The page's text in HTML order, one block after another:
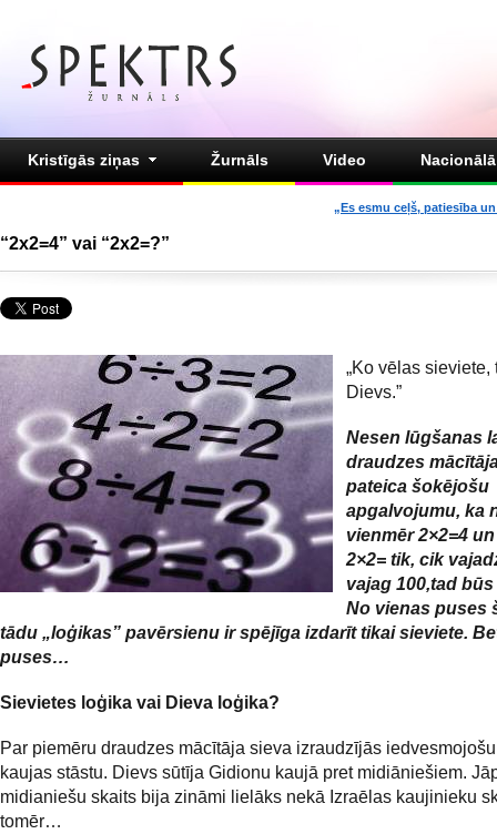
Kristīgās ziņas Žurnāls Video
„Es esmu ceļš, patiesība
“2х2=4” vai “2х2=?”
„Ko vēlas sieviete,
Dievs.”
Nesen lūgšanas
draudzes
pateica šokējošu
apgalvojumu, ka
vienmēr 2×2=4
2×2= tik, cik
vajag 100,tad
No vienas puses
tādu „loģikas” pavērsienu ir spējīga izdarīt tikai sieviete.
puses…
Sievietes loģika vai Dieva loģika?
Par piemēru draudzes mācītāja sieva izraudzījās
kaujas stāstu. Dievs sūtīja Gidionu kaujā pret midiāniešiem.
midianiešu skaits bija zināmi lielāks nekā Izraēlas kaujinieku
tomēr…